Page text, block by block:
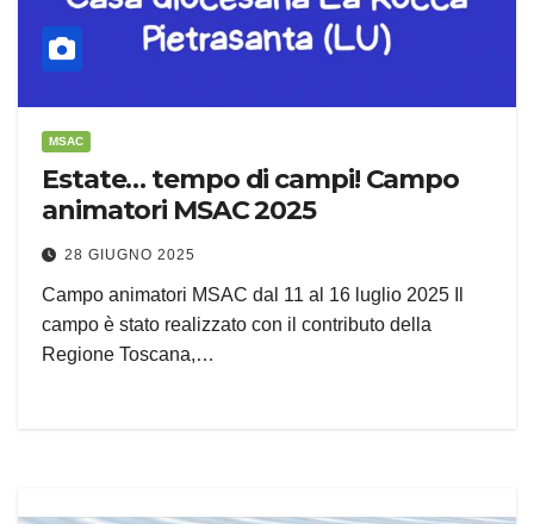
MSAC
Estate… tempo di campi! Campo
animatori MSAC 2025
28 GIUGNO 2025
Campo animatori MSAC dal 11 al 16 luglio 2025 Il
campo è stato realizzato con il contributo della
Regione Toscana,…